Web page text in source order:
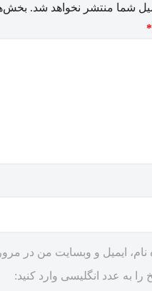
شما منتشر نخواهد شد.
*
نام، ایمیل و وبسایت من در
را به عدد انگلیسی وارد کنید: